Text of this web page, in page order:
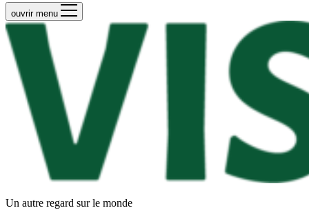
ouvrir menu
Un autre regard sur le monde